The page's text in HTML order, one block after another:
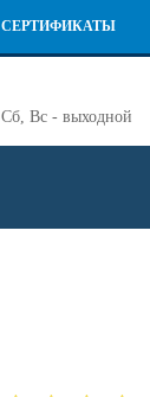
СЕРТИФИКАТЫ
Сб, Вс - выходной